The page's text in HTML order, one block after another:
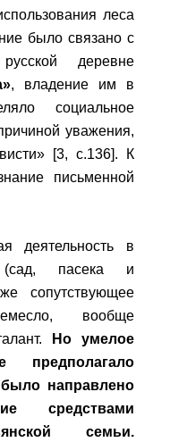
леса
было связано с
деревне
, владение им в
социальное
уважения,
[3, с.136]. К
письменной
деятельность в
пасека и
сопутствующее
вообще
Но умелое
предполагало
направлено
средствами
семьи.